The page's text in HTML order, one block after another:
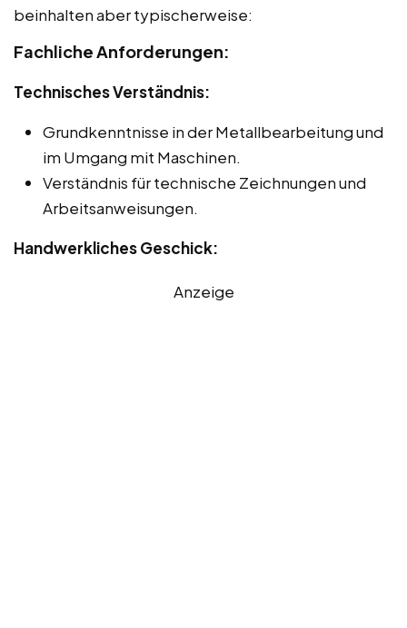
beinhalten aber typischerweise:
Fachliche Anforderungen:
Technisches Verständnis:
Grundkenntnisse in der Metallbearbeitung und
im Umgang mit Maschinen.
Verständnis für technische Zeichnungen und
Arbeitsanweisungen.
Handwerkliches Geschick:
Anzeige